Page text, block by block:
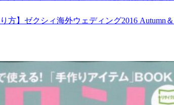
方】ゼクシィ海外ウェディング2016 Autumn